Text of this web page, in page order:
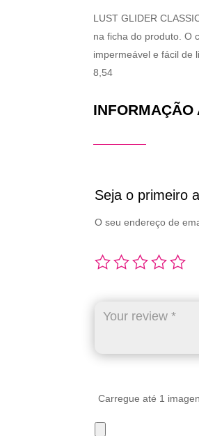
LUST GLIDER
na ficha do produto. O
impermeável e fácil de
8,54
INFORMAÇÃO
Seja o primeiro
O seu endereço de
Carregue até 1